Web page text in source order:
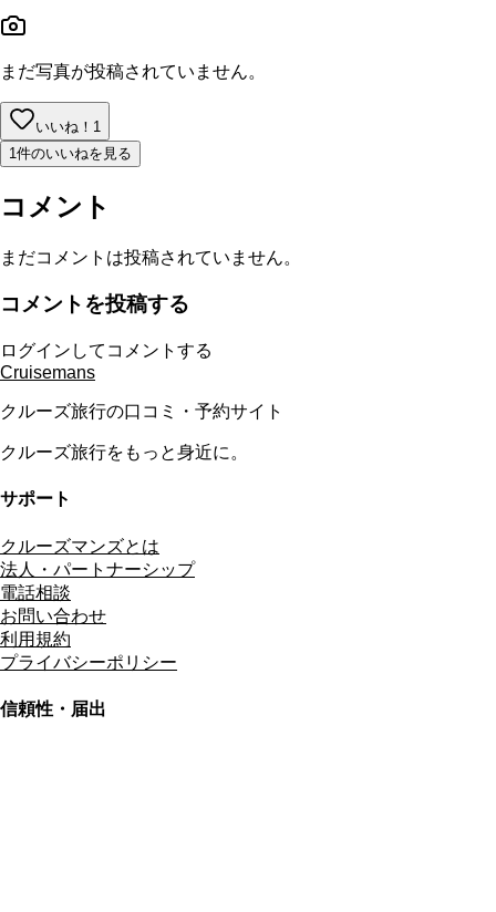
まだ写真が投稿されていません。
いいね！ 1
1件のいいねを見る
コメント
まだコメントは投稿されていません。
コメントを投稿する
ログインしてコメントする
Cruisemans
クルーズ旅行の口コミ・予約サイト
クルーズ旅行をもっと身近に。
サポート
クルーズマンズとは
法人・パートナーシップ
電話相談
お問い合わせ
利用規約
プライバシーポリシー
信頼性・届出